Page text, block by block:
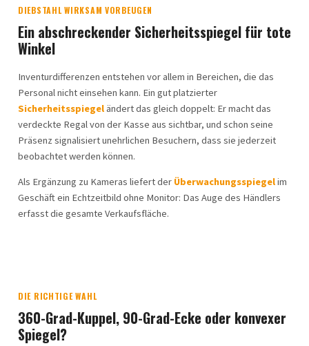
DIEBSTAHL WIRKSAM VORBEUGEN
Ein abschreckender Sicherheitsspiegel für tote
Winkel
Inventurdifferenzen entstehen vor allem in Bereichen, die das
Personal nicht einsehen kann. Ein gut platzierter
Sicherheitsspiegel ändert das gleich doppelt: Er macht das
verdeckte Regal von der Kasse aus sichtbar, und schon seine
Präsenz signalisiert unehrlichen Besuchern, dass sie jederzeit
beobachtet werden können.
Als Ergänzung zu Kameras liefert der Überwachungsspiegelim
Geschäft ein Echtzeitbild ohne Monitor: Das Auge des Händlers
erfasst die gesamte Verkaufsfläche.
DIE RICHTIGE WAHL
360-Grad-Kuppel, 90-Grad-Ecke oder konvexer
Spiegel?